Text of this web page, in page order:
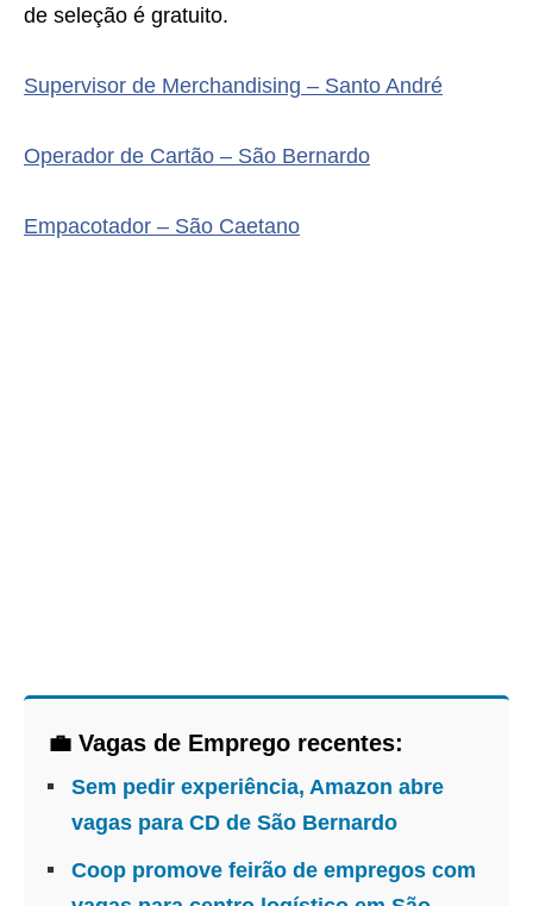
de seleção é gratuito.
Supervisor de Merchandising – Santo André
Operador de Cartão – São Bernardo
Empacotador – São Caetano
💼 Vagas de Emprego recentes:
Sem pedir experiência, Amazon abre
vagas para CD de São Bernardo
Coop promove feirão de empregos com